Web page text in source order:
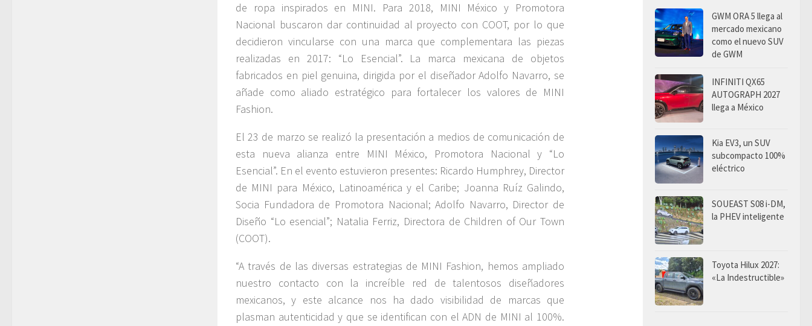
de ropa inspirados en MINI. Para 2018, MINI México y Promotora
Nacional buscaron dar continuidad al proyecto con COOT, por lo que
decidieron vincularse con una marca que complementara las piezas
realizadas en 2017: “Lo Esencial”. La marca mexicana de objetos
fabricados en piel genuina, dirigida por el diseñador Adolfo Navarro, se
añade como aliado estratégico para fortalecer los valores de MINI
Fashion.
El 23 de marzo se realizó la presentación a medios de comunicación de
esta nueva alianza entre MINI México, Promotora Nacional y “Lo
Esencial”. En el evento estuvieron presentes: Ricardo Humphrey, Director
de MINI para México, Latinoamérica y el Caribe; Joanna Ruíz Galindo,
Socia Fundadora de Promotora Nacional; Adolfo Navarro, Director de
Diseño “Lo esencial”; Natalia Ferriz, Directora de Children of Our Town
(COOT).
“A través de las diversas estrategias de MINI Fashion, hemos ampliado
nuestro contacto con la increíble red de talentosos diseñadores
mexicanos, y este alcance nos ha dado visibilidad de marcas que
plasman autenticidad y que se identifican con el ADN de MINI al 100%.
GWM ORA 5 llega al
mercado mexicano
como el nuevo SUV
de GWM
INFINITI QX65
AUTOGRAPH 2027
llega a México
Kia EV3, un SUV
subcompacto 100%
eléctrico
SOUEAST S08 i-DM,
la PHEV inteligente
Toyota Hilux 2027:
«La Indestructible»